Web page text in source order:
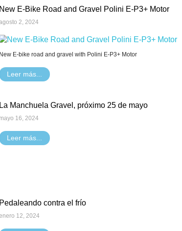
New E-Bike Road and Gravel Polini E-P3+ Motor
2, 2024
New E-bike road and gravel with Polini E-P3+ Motor
Leer más...
La Manchuela Gravel, próximo 25 de mayo
mayo 16, 2024
Leer más...
Pedaleando contra el frío
12, 2024